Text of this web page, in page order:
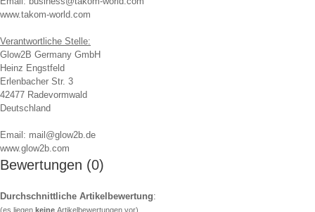
www.takom-world.com
Verantwortliche Stelle:
Glow2B Germany GmbH
Heinz Engstfeld
Erlenbacher Str. 3
42477 Radevormwald
Deutschland
Email: mail@glow2b.de
www.glow2b.com
Bewertungen (0)
Durchschnittliche Artikelbewertung:
(es liegen keine Artikelbewertungen vor)